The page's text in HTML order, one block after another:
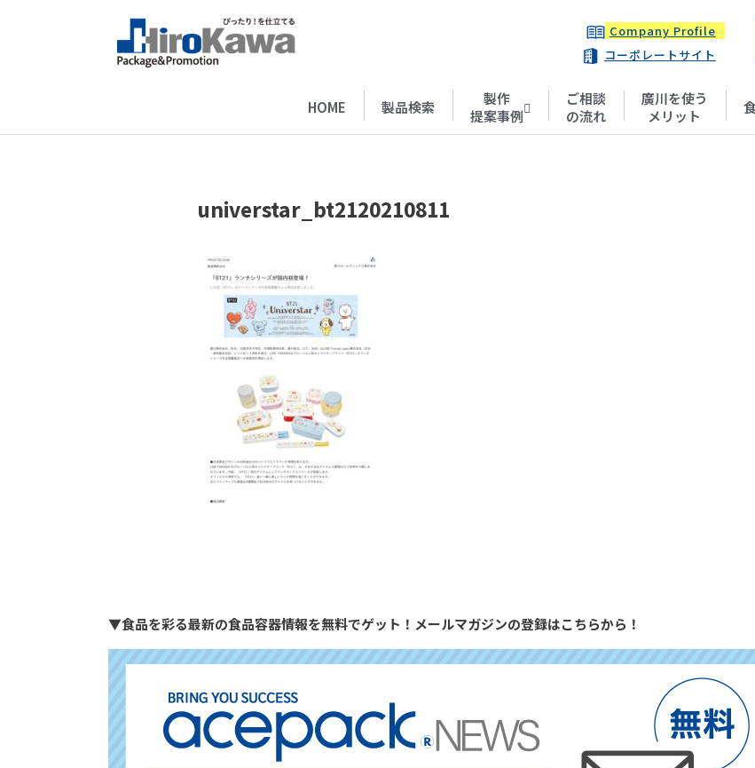
Company Profile
コーポレートサイト
HOME 製品検索
製作
提案事例
ご相談
の流れ
廣川を使う
メリット
universtar_bt2120210811
▼食品を彩る最新の食品容器情報を無料でゲット！メールマガジンの登録はこちらから！